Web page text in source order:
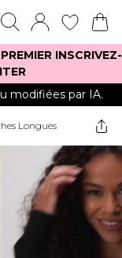
INSCRIVEZ-
modifiées par IA.
Longues